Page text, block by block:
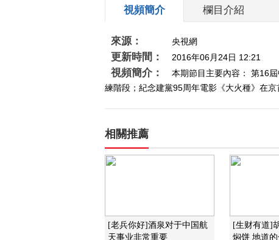
視頻簡介 欄目介紹
來源： 央視網
更新時間： 2016年06月24日 12:21
視頻簡介：
本期節目主要內容： 第16
練階段；紀念建黨95周年電影《大火種》在
相關推薦
[老兵你好]酒泉对于中国航
天事业非常重要
[生财有道]
焖饼 地道